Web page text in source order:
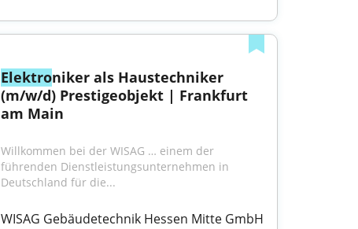
Elektroniker als Haustechniker
(m/w/d) Prestigeobjekt | Frankfurt
am Main
Willkommen bei der WISAG … einem der
führenden Dienstleistungsunternehmen in
Deutschland für die...
WISAG Gebäudetechnik Hessen Mitte GmbH